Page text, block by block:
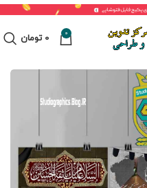
0
0 تومان